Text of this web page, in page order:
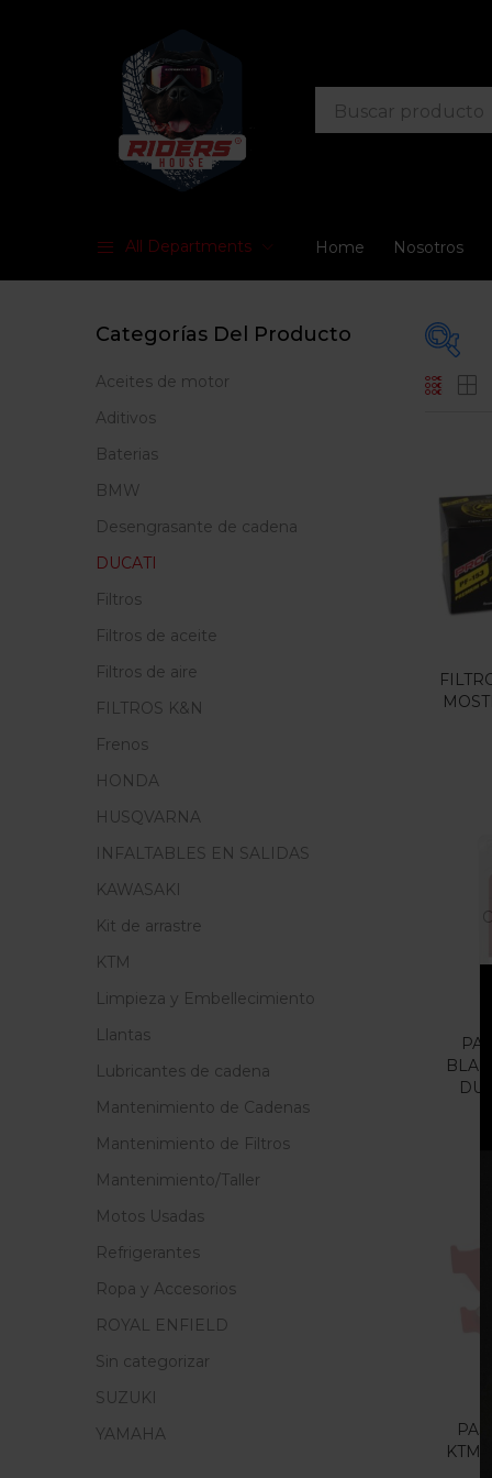
All Departments Home Nosotros
KTM
Categorías Del Producto
Aceites de motor
Aditivos
Baterias
BMW
Desengrasante de cadena
DUCATI
Filtros
Filtros de aceite
Filtros de aire
FILTROS K&N
Frenos
HONDA
HUSQVARNA
INFALTABLES EN SALIDAS
KAWASAKI
Kit de arrastre
KTM
Limpieza y Embellecimiento
Llantas
Lubricantes de cadena
Mantenimiento de Cadenas
Mantenimiento de Filtros
Mantenimiento/Taller
Motos Usadas
Refrigerantes
Ropa y Accesorios
ROYAL ENFIELD
Sin categorizar
SUZUKI
YAMAHA